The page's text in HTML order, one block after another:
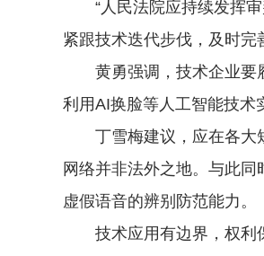
“人民法院应持续发挥审
紧跟技术迭代步伐，及时
黄勇强调，技术企业要履
利用AI换脸等人工智能技术
丁雪梅建议，应在各大短
网络并非法外之地。与此
虚假语音的辨别防范能力。
技术应用有边界，权利保